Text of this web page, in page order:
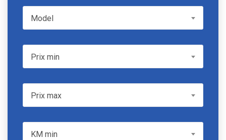
ModelModel
Prix minPrix min
Prix maxPrix max
KM min